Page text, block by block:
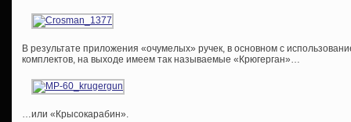
В результате приложения «очумелых» ручек, в основном с
комплектов, на выходе имеем так называемые «Крюгерган»…
…или «Крысокарабин».